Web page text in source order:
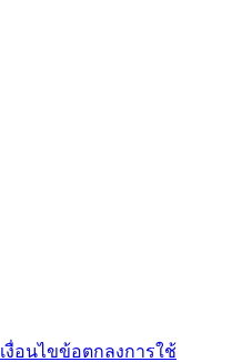
เงื่อนไขข้อตกลงการใช้